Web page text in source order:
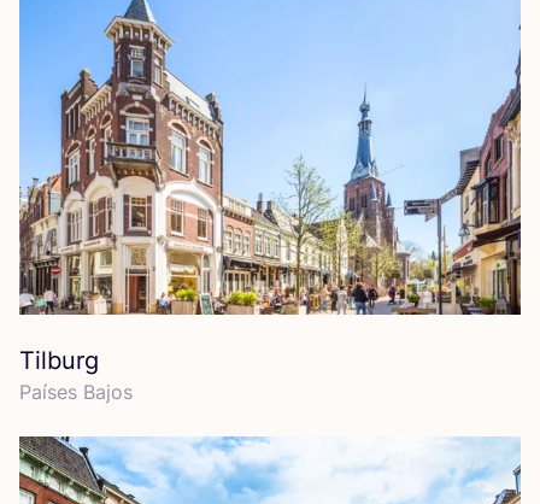
Tilburg
Paí­ses Bajos